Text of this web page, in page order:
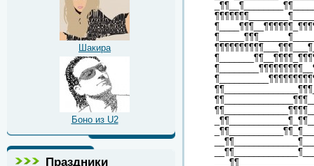
Шакира
Боно из U2
Праздники